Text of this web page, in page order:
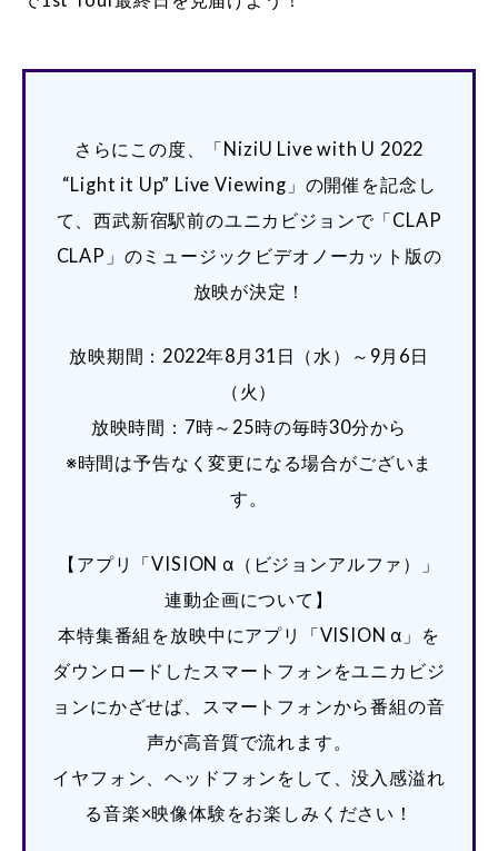
さらにこの度、「NiziU Live with U 2022
“Light it Up” Live Viewing」の開催を記念し
て、西武新宿駅前のユニカビジョンで「CLAP
CLAP」のミュージックビデオノーカット版の
放映が決定！
放映期間：2022年8月31日（水）～9月6日
（火）
放映時間：7時～25時の毎時30分から
※時間は予告なく変更になる場合がございま
す。
【アプリ「VISION α（ビジョンアルファ）」
連動企画について】
本特集番組を放映中にアプリ「VISION α」を
ダウンロードしたスマートフォンをユニカビジ
ョンにかざせば、スマートフォンから番組の音
声が高音質で流れます。
イヤフォン、ヘッドフォンをして、没入感溢れ
る音楽×映像体験をお楽しみください！